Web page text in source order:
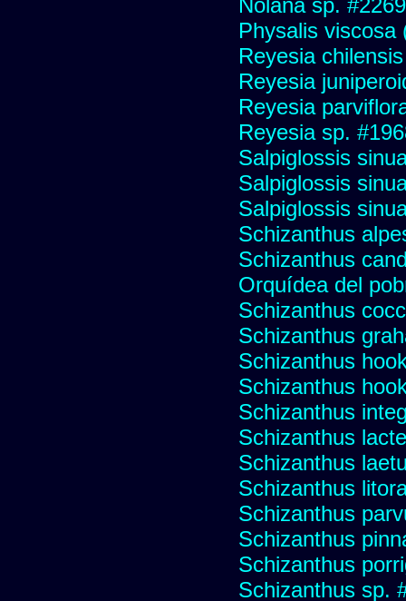
Nolana sp. #2269
Physalis viscosa
Reyesia chilensis
Reyesia
Reyesia
Reyesia sp.
Salpiglossis
Salpiglossis
Salpiglossis
Schizanthus
Schizanthus
Orquídea del
Schizanthus
Schizanthus
Schizanthus
Schizanthus
Schizanthus
Schizanthus
Schizanthus
Schizanthus
Schizanthus
Schizanthus
Schizanthus
Schizanthus sp.